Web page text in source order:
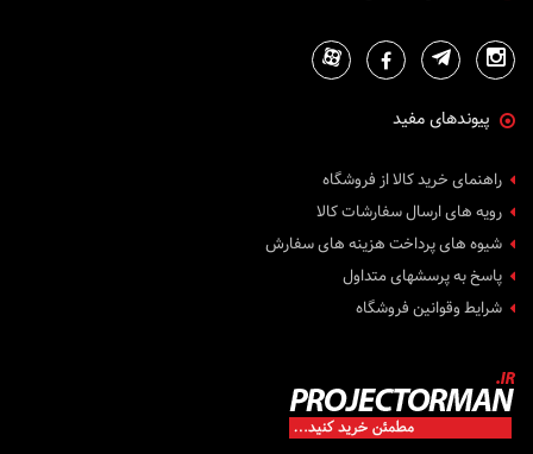
پیوندهای مفید
راهنمای خرید کالا از فروشگاه
رویه های ارسال سفارشات کالا
شیوه های پرداخت هزینه های سفارش
پاسخ به پرسشهای متداول
شرایط وقوانین فروشگاه